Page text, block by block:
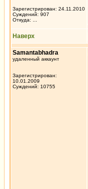
Зарегистрирован: 24.11.2010
Суждений: 907
Откуда: ...
Наверх
Samantabhadra
удаленный аккаунт
Зарегистрирован:
10.01.2009
Суждений: 10755